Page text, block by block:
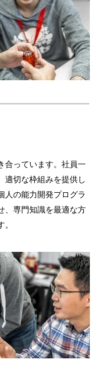
合っています。社員一
適切な枠組みを提供し
人の能力開発プログラ
、専門知識を最適な方